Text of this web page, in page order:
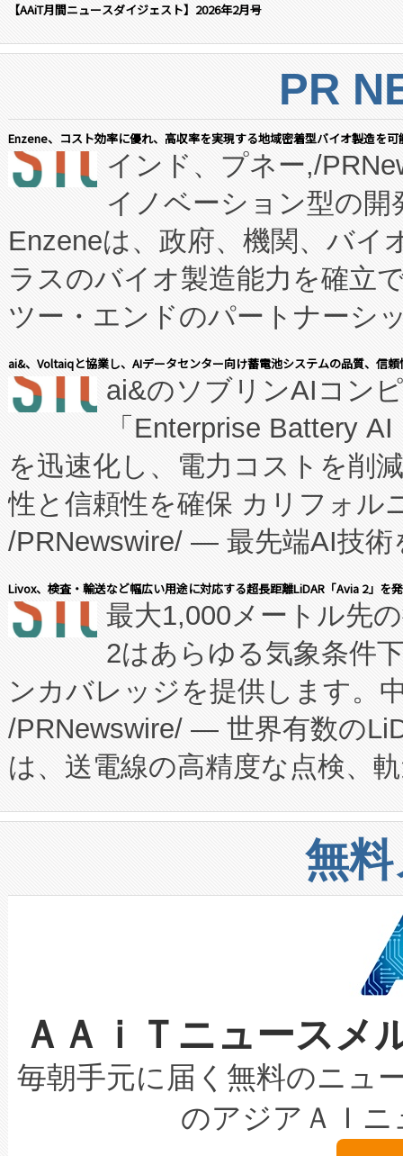
【AAiT月間ニュースダイジェスト】2026年2月号
PR
Enzene、コスト効率に優れ、高収率を実現する地域密着型バイオ製造を
インド、プネー,/
イノベーション型の
Enzeneは、政府、機関、バイ
ラスのバイオ製造能力を確立
ツー・エンドのパートナーシ
表しました。 同社の実績ある
manufacturing™ (FCCM™) プ
たNeXは、バイオ医薬品製造
従来のフェッドバッチ施設の
に、患者やサプライチェーン
キー方式で拡張性が高く、持
す。FCCM‑を活用した現地生
患者にとっての費用負担を大
のアクセスを大幅に拡大する
Fully-Connected Continuous
プログラムには、施設設計・
に関する技術移転および知的
構造化トレーニングカリキュ
上げおよび商用化段階におけ
設備整備および立ち上げ調整
加組織は、Enzeneのバイオ
選定された製品について、自
取得できる可能性もあります
設には、3億～4億ドルかか
最高経営責任者（CEO）であ
す。「当社のfully-connected
ームを利用すれば、6,000万
ai&、Voltaiqと協業し、AIデータセンター向け蓄電池システムの品質、信
ai&のソブリンAIコン
「Enterprise Battery
を迅速化し、電力コストを削
性と信頼性を確保 カリフォル
/PRNewswire/ — 最先端AI技術
会社エーアイ・アンド：本社
President原信平）と、エンタ
ードするVoltaiqは、日本にあ
ーエネルギー貯蔵システム（
た。 Voltaiq独自のAI搭載プラ
定、統合、導入、運用に至る
安全性を追跡し、確保する事
増加しているデータセンター
る電力網に大きな負担をかけ
事業者の負担軽減という課題
系統連系を迅速にし、ピーク
限を超えて利用可能な電力容
持できるよう貢献します。こ
ービスレベル契約（SLA）違
テリー性能の劣化によるダウ
念は、現在データセンターが
Livox、検査・輸送など幅広い用途に対応する超長距離LiDAR「Avia 2」を
最大1,000メートル先
2はあらゆる気象条件
ンカバレッジを提供します。
/PRNewswire/ — 世界有数の
は、送電線の高精度な点検、
や穀物倉庫におけるバルク材
リューション「Avia 2」を発
したAvia 2は、1,000メート
狭視野のFOVを切り替えるこ
ケーブル、枝などの細かな対
なレーザースポットにより、
な環境下でも豊かなディテー
キロメートル範囲を検出
LiDAR for Inspections,
は1535 nmレーザーを搭載。
無
ＡＡｉＴニュース
毎朝手元に届く無料のニュ
のアジアＡＩ